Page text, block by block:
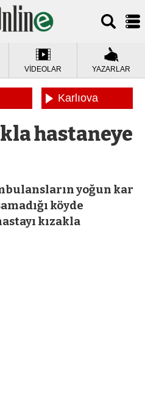
VİDEOLAR YAZARLAR
Karlıova
hastaneye
yoğun kar
köyde
kızakla